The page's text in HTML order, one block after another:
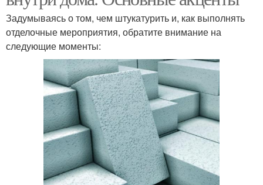
Задумываясь о том, чем штукатурить и, как выполнять
отделочные мероприятия, обратите внимание на
следующие моменты: